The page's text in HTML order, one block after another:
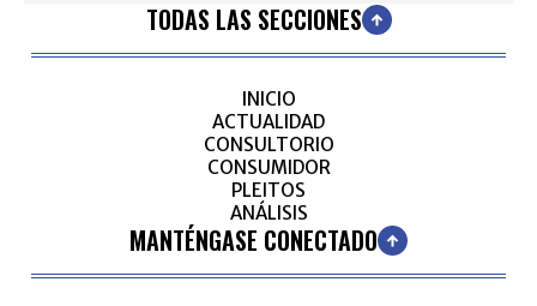
TODAS LAS SECCIONES
INICIO
ACTUALIDAD
CONSULTORIO
CONSUMIDOR
PLEITOS
ANÁLISIS
MANTÉNGASE CONECTADO